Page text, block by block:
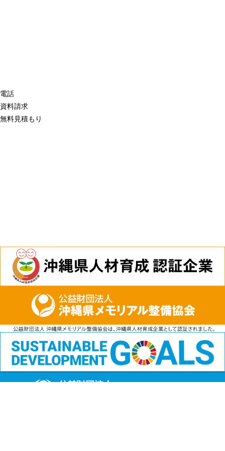
電話
資料請求
無料見積もり